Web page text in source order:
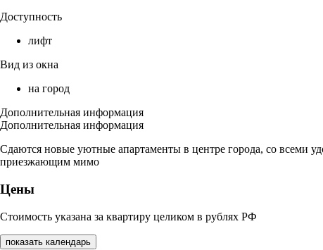
Доступность
лифт
Вид из окна
на город
Дополнительная информация
Дополнительная информация
Сдаются новые уютные апартаменты в центре города, со всеми
приезжающим мимо
Цены
Стоимость указана за квартиру целиком в рублях РФ
показать календарь